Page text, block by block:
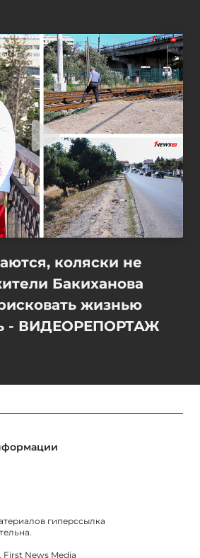
коляски не
Бакиханова
жизнью
- ВИДЕОРЕПОРТАЖ
гиперссылка
News Media